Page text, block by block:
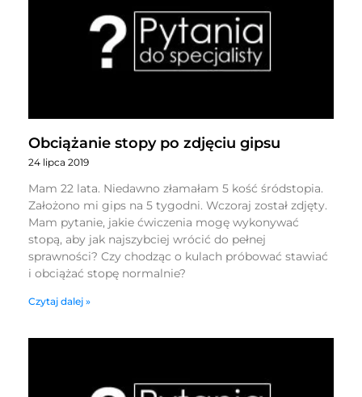
Obciążanie stopy po zdjęciu gipsu
24 lipca 2019
Mam 22 lata. Niedawno złamałam 5 kość śródstopia.
Założono mi gips na 5 tygodni. Wczoraj został zdjęty.
Mam pytanie, jakie ćwiczenia mogę wykonywać
stopą, aby jak najszybciej wrócić do pełnej
sprawności? Czy chodząc o kulach próbować stawiać
i obciążać stopę normalnie?
Czytaj dalej »